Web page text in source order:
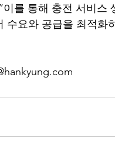
를 통해 충전 서비스
수요와 공급을 최적